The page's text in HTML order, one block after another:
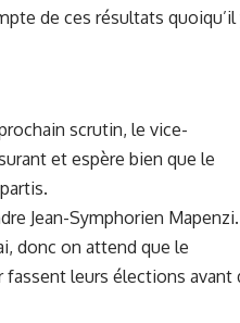
de ces résultats quoiqu’il
scrutin, le vice-
et espère bien que le
Jean-Symphorien Mapenzi.
donc on attend que le
leurs élections avant